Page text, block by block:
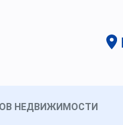
НЕДВИЖИМОСТИ